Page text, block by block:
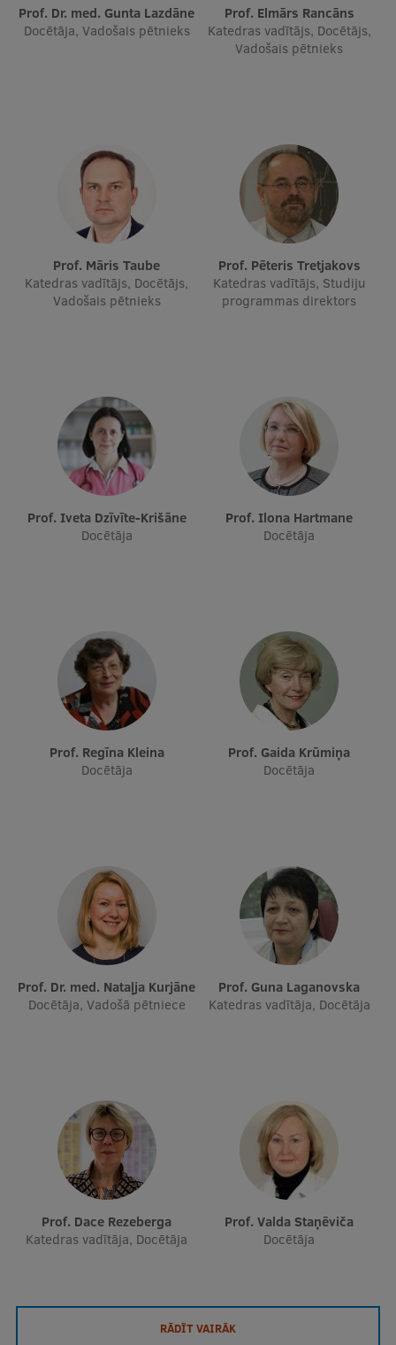
Prof. Dr. med. Gunta Lazdāne
Docētāja, Vadošais pētnieks
Prof. Elmārs Rancāns
Katedras vadītājs, Docētājs,
Vadošais pētnieks
Prof. Māris Taube
Katedras vadītājs, Docētājs,
Vadošais pētnieks
Prof. Pēteris Tretjakovs
Katedras vadītājs, Studiju
programmas direktors
Prof. Iveta Dzīvīte-Krišāne
Docētāja
Prof. Ilona Hartmane
Docētāja
Prof. Regīna Kleina
Docētāja
Prof. Gaida Krūmiņa
Docētāja
Prof. Dr. med. Nataļja Kurjāne
Docētāja, Vadošā pētniece
Prof. Guna Laganovska
Katedras vadītāja, Docētāja
Prof. Dace Rezeberga
Katedras vadītāja, Docētāja
Prof. Valda Staņēviča
Docētāja
RĀDĪT VAIRĀK